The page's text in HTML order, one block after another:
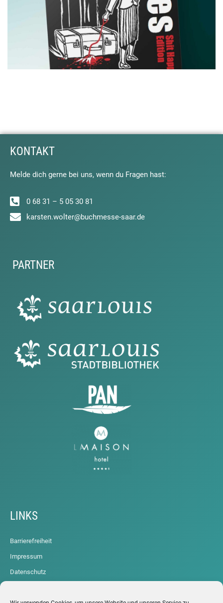
KONTAKT
Melde dich gerne bei uns, wenn du Fragen hast:
0 68 31 – 5 05 30 81
karsten.wolter@buchmesse-saar.de
PARTNER
LINKS
Barrierefreiheit
Impressum
Datenschutz